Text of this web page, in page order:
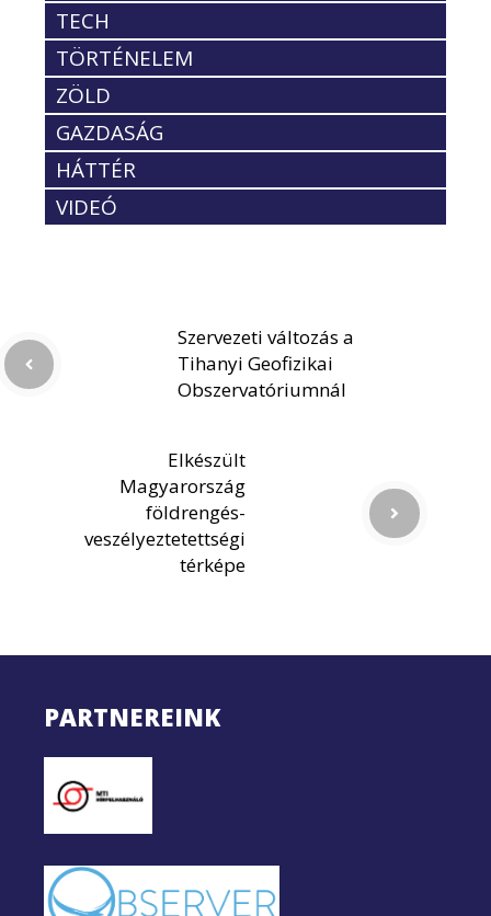
TECH
TÖRTÉNELEM
ZÖLD
GAZDASÁG
HÁTTÉR
VIDEÓ
Szervezeti változás a
Tihanyi Geofizikai
Obszervatóriumnál
Elkészült
Magyarország
földrengés-
veszélyeztetettségi
térképe
PARTNEREINK